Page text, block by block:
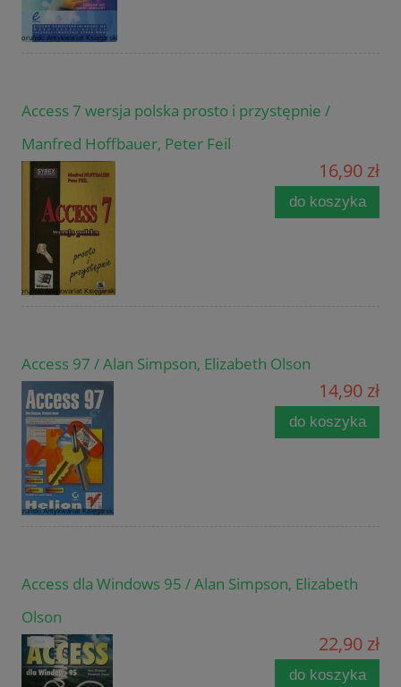
Access 7 wersja polska prosto i przystępnie /
Manfred Hoffbauer, Peter Feil
16,90 zł
do koszyka
Access 97 / Alan Simpson, Elizabeth Olson
14,90 zł
do koszyka
Access dla Windows 95 / Alan Simpson, Elizabeth
Olson
22,90 zł
do koszyka